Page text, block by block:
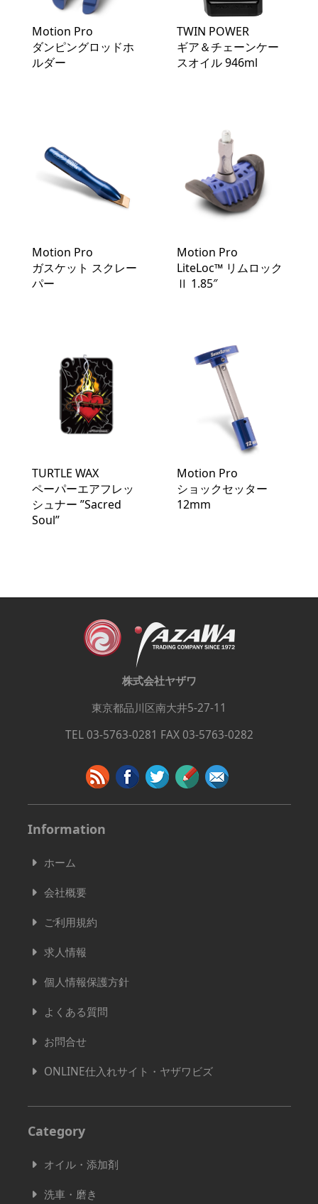
Motion Pro
ダンピングロッドホ
ルダー
TWIN POWER
ギア＆チェーンケー
スオイル 946ml
Motion Pro
ガスケット スクレー
パー
Motion Pro
LiteLoc™️ リムロック
Ⅱ 1.85″
TURTLE WAX
ペーパーエアフレッ
シュナー ”Sacred
Soul”
Motion Pro
ショックセッター
12mm
株式会社ヤザワ
東京都品川区南大井5-27-11
TEL 03-5763-0281 FAX 03-5763-0282
Information
ホーム
会社概要
ご利用規約
求人情報
個人情報保護方針
よくある質問
お問合せ
ONLINE仕入れサイト・ヤザワビズ
Category
オイル・添加剤
洗車・磨き